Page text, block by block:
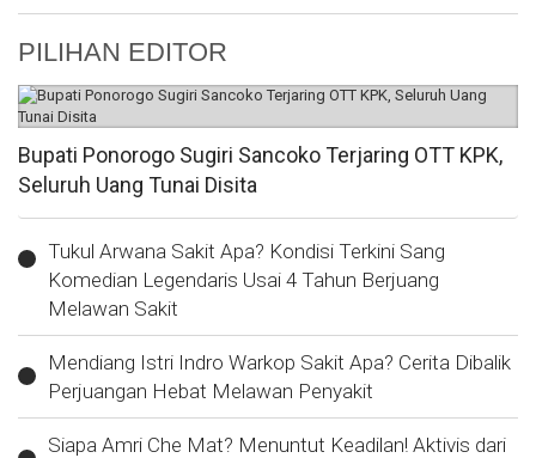
PILIHAN EDITOR
Bupati Ponorogo Sugiri Sancoko Terjaring OTT KPK,
Seluruh Uang Tunai Disita
Tukul Arwana Sakit Apa? Kondisi Terkini Sang
Komedian Legendaris Usai 4 Tahun Berjuang
Melawan Sakit
Mendiang Istri Indro Warkop Sakit Apa? Cerita Dibalik
Perjuangan Hebat Melawan Penyakit
Siapa Amri Che Mat? Menuntut Keadilan! Aktivis dari